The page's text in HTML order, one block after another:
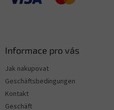
Informace pro vás
Jak nakupovat
Geschäftsbedingungen
Kontakt
Geschäft